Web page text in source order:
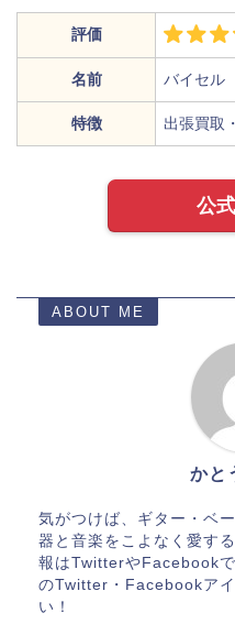
評価
名前 バイセル
特徴 出張買取
公
ABOUT ME
かと
気がつけば、ギター・ベ
器と音楽をこよなく愛す
報はTwitterやFacebook
のTwitter・Facebookア
い！